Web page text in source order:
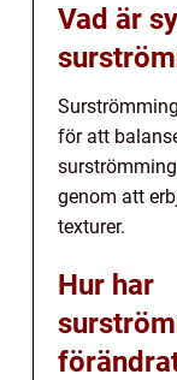
Vad är
för att
genom att
texturer.
Hur har